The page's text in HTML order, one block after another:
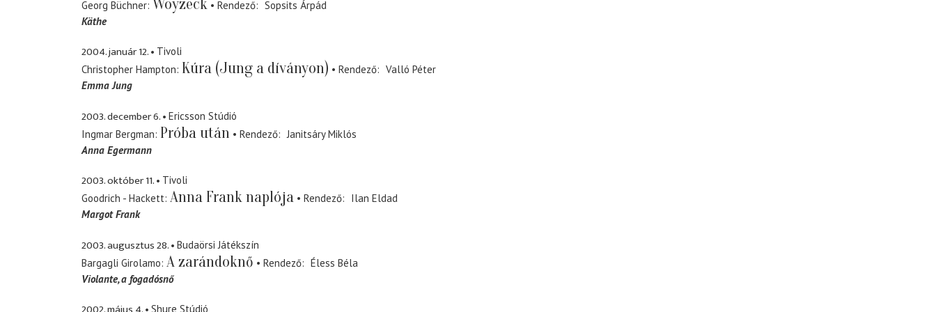
Georg Büchner Woyzeck Rendező
Sopsits Árpád
Käthe
2004. január 12.
Tivoli
Christopher Hampton Kúra (Jung a díványon) Rendező
Valló Péter
Emma Jung
2003. december 6.
Ericsson Stúdió
Ingmar Bergman Próba után Rendező
Janitsáry Miklós
Anna Egermann
2003. október 11.
Tivoli
Goodrich - Hackett Anna Frank naplója Rendező
Ilan Eldad
Margot Frank
2003. augusztus 28.
Budaörsi Játékszín
Bargagli Girolamo A zarándoknő Rendező
Éless Béla
Violante a fogadósnő
Shure Stúdió